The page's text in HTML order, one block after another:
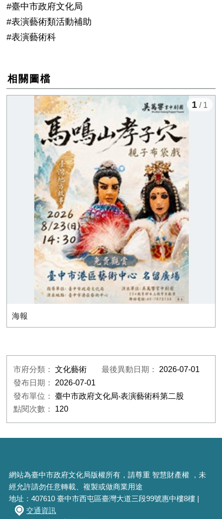
#臺中市政府文化局
#表演藝術類活動補助
#表演藝術科
相關圖檔
海報
1 / 1
市府分類：文化藝術 最後異動日期： 2026-07-01
發布日期： 2026-07-01
發布單位：臺中市政府文化局‧表演藝術科第二股
點閱次數： 120
網站為臺中市政府文化局版權所有，請尊重 智慧財產權 ，未
經允許請勿任意轉載、複製或做商業用途
地址：407610 臺中市西屯區臺灣大道三段99號惠中樓8樓 |
交通資訊